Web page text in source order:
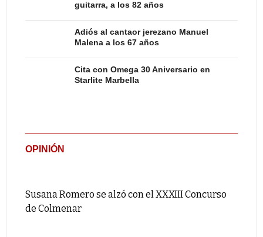
guitarra, a los 82 años
Adiós al cantaor jerezano Manuel
Malena a los 67 años
Cita con Omega 30 Aniversario en
Starlite Marbella
OPINIÓN
Susana Romero se alzó con el XXXIII Concurso
de Colmenar